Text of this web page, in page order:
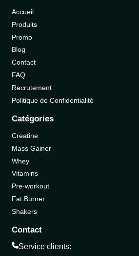
Accueil
Produits
Promo
Blog
Contact
FAQ
Recrutement
Politique de Confidentialité
Catégories
Creatine
Mass Gainer
Whey
Vitamins
Pre-workout
Fat Burner
Shakers
Contact
Service clients: